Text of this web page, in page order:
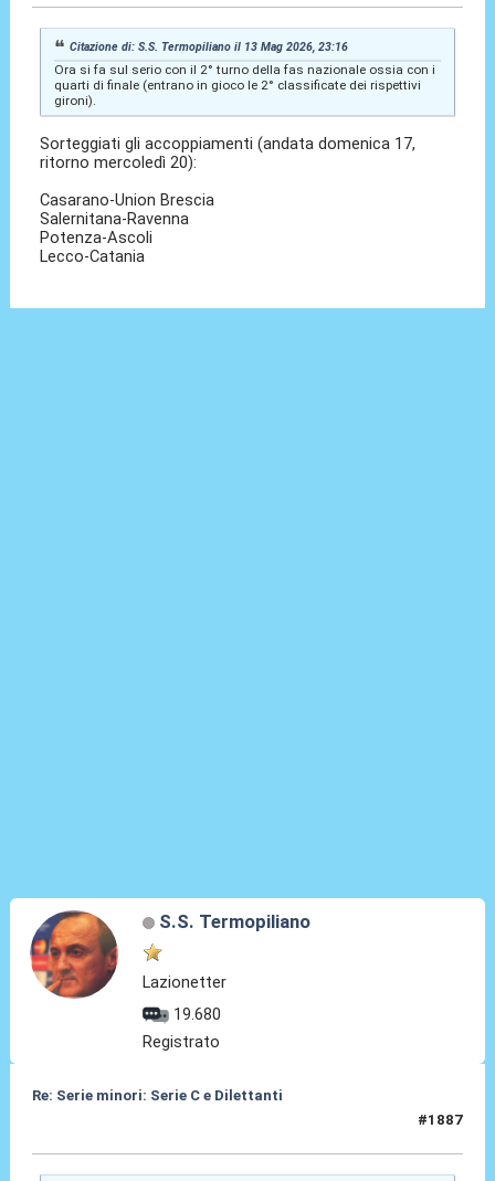
Citazione di: S.S. Termopiliano il 13 Mag 2026, 23:16
Ora si fa sul serio con il 2° turno della fas nazionale ossia con i
quarti di finale (entrano in gioco le 2° classificate dei rispettivi
gironi).
Sorteggiati gli accoppiamenti (andata domenica 17,
ritorno mercoledì 20):
Casarano-Union Brescia
Salernitana-Ravenna
Potenza-Ascoli
Lecco-Catania
S.S. Termopiliano
Lazionetter
19.680
Registrato
Re: Serie minori: Serie C e Dilettanti
#1887